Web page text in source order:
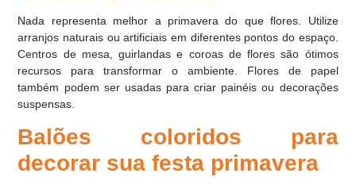
Nada representa melhor a primavera do que flores. Utilize
arranjos naturais ou artificiais em diferentes pontos do espaço.
Centros de mesa, guirlandas e coroas de flores são ótimos
recursos para transformar o ambiente. Flores de papel
também podem ser usadas para criar painéis ou decorações
suspensas.
Balões coloridos para
decorar sua festa primavera